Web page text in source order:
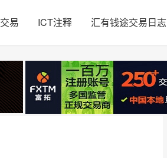
易 ICT注释 汇有钱途交易日志